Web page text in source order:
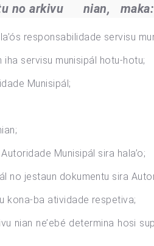
no arkivu nian, maka:
responsabilidade servisu
servisu munisipál hotu-hotu;
Munisipál;
Munisipál sira hala’o;
no jestaun dokumentu sira
kona-ba atividade respetiva;
nian ne’ebé determina hosi